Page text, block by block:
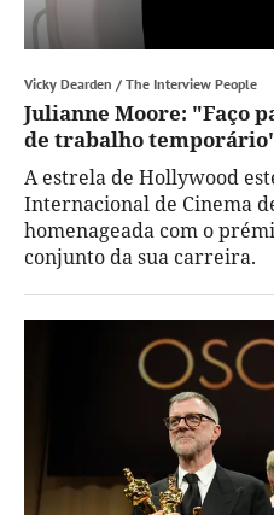
Vicky Dearden / The Interview People
Julianne Moore: "Faço
de trabalho
A estrela de Hollywood
Internacional de Cinema
homenageada com o
conjunto da sua carreira.